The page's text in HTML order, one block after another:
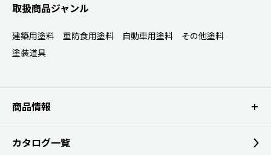
取扱商品ジャンル
建築用塗料 重防食用塗料 自動車用塗料
その他塗料
塗装道具
商品情報
カタログ一覧